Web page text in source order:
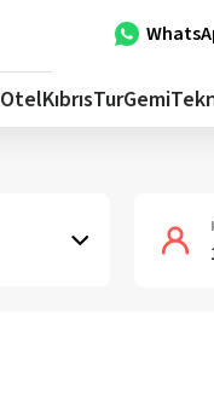
OtelKıbrısTurGemi